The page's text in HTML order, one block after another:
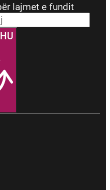
lajmet e fundit